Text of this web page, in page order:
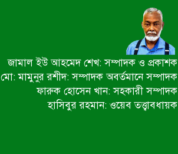
জামাল ইউ আহমেদ শেখ: সম্পাদক ও প্রকাশক
মো: মামুনুর রশীদ: সম্পাদক অবর্তমানে সম্পাদক
ফারুক হোসেন খান: সহকারী সম্পাদক
হাসিবুর রহমান: ওয়েব তত্ত্বাবধায়ক